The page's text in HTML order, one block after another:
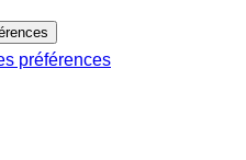
préférences